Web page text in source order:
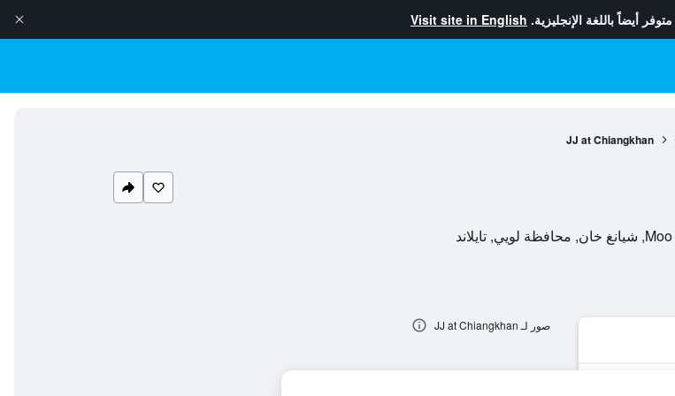
متوفر أيضاً باللغة الإنجليزية. Visit site in English
JJ at Chiangkhan
صور لـ JJ at Chiangkhan